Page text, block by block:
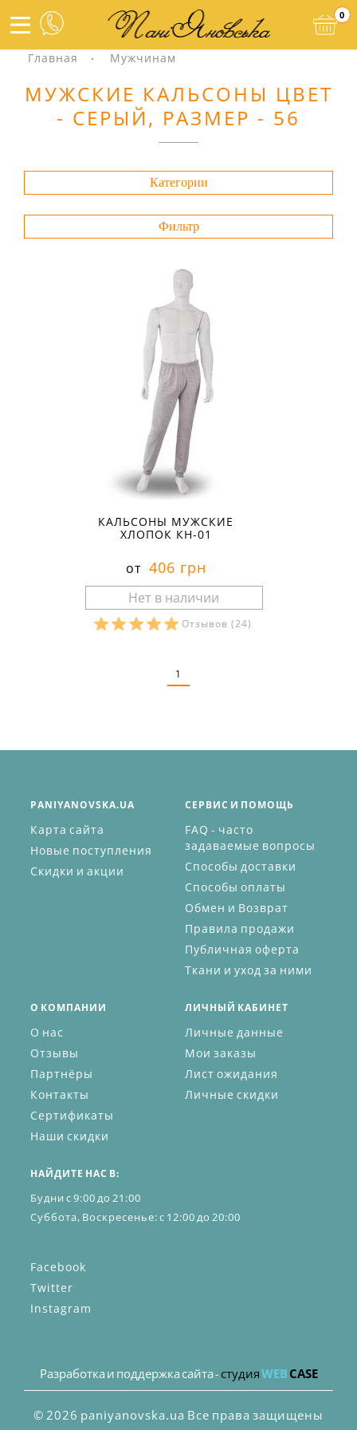
0
Главная Мужчинам
МУЖСКИЕ КАЛЬСОНЫ ЦВЕТ
- СЕРЫЙ, РАЗМЕР - 56
Категории
Фильтр
КАЛЬСОНЫ МУЖСКИЕ
ХЛОПОК КН-01
от 406 грн
Отзывов (24)
1
PANIYANOVSKA.UA
Карта сайта
Новые поступления
Скидки и акции
СЕРВИС И ПОМОЩЬ
FAQ - часто
задаваемые вопросы
Способы доставки
Способы оплаты
Обмен и Возврат
Правила продажи
Публичная оферта
Ткани и уход за ними
О КОМПАНИИ
О нас
Отзывы
Партнёры
Контакты
Сертификаты
Наши скидки
ЛИЧНЫЙ КАБИНЕТ
Личные данные
Мои заказы
Лист ожидания
Личные скидки
НАЙДИТЕ НАС В:
Будни с 9:00 до 21:00
Суббота, Воскресенье: с 12:00 до 20:00
Facebook
Twitter
Instagram
Разработка и поддержка сайта -студияWEB CASE
© 2026 paniyanovska.ua Все права защищены